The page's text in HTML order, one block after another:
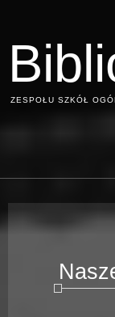
ZESPOŁU SZKÓŁ